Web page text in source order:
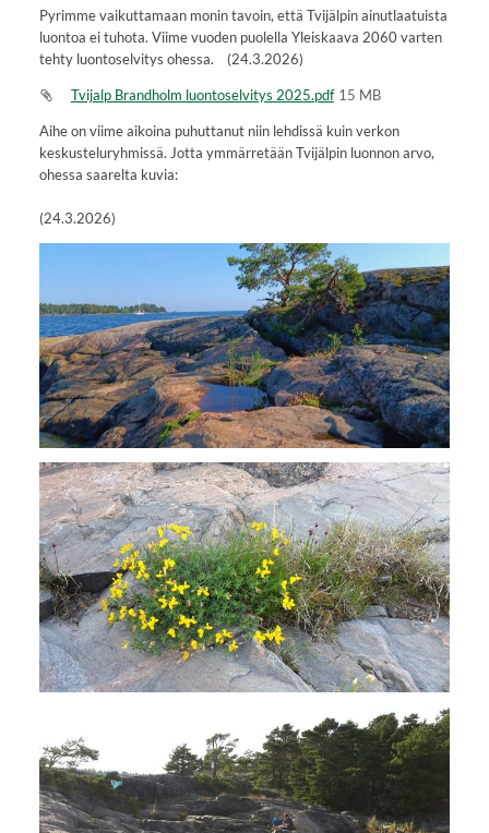
Pyrimme vaikuttamaan monin tavoin, että Tvijälpin ainutlaatuista
luontoa ei tuhota. Viime vuoden puolella Yleiskaava 2060 varten
tehty luontoselvitys ohessa. (24.3.2026)
Tvijalp Brandholm luontoselvitys 2025.pdf 15 MB
Aihe on viime aikoina puhuttanut niin lehdissä kuin verkon
keskusteluryhmissä. Jotta ymmärretään Tvijälpin luonnon arvo,
ohessa saarelta kuvia:
(24.3.2026)